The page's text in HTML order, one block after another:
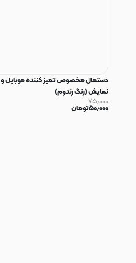
دستمال مخصوص تمیز کننده موبایل
نمایش (رنگ رندوم)
۷۵٫۰۰۰
۵۰٫۰۰۰تومان